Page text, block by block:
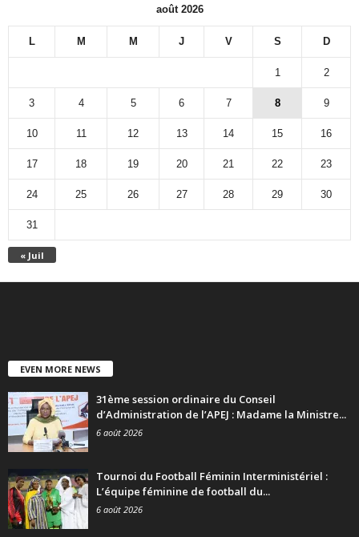
août 2026
L M M J V S D
« Juil
1 2
3 4 5 6 7 8 9
10 11 12 13 14 15 16
17 18 19 20 21 22 23
24 25 26 27 28 29 30
31
EVEN MORE NEWS
31ème session ordinaire du Conseil
d’Administration de l’APEJ : Madame la Ministre...
6 août 2026
Tournoi du Football Féminin Interministériel :
L’équipe féminine de football du...
6 août 2026